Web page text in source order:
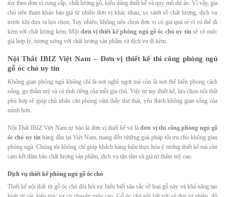
tùy theo đơn vị cung cấp, chất lượng gỗ, kiểu dáng thiết kế và quy mô dự án. Vì vậy, gia
chủ nên tham khảo báo giá từ nhiều đơn vị khác nhau, so sánh về chất lượng, dịch vụ
trước khi đưa ra lựa chọn. Tuy nhiên, không nên chọn đơn vị có giá quá rẻ vì có thể đi
kèm với chất lượng kém. Một đơn vị thiết kế phòng ngủ gỗ óc chó uy tínsẽ có mức
giá hợp lý, tương xứng với chất lượng sản phẩm và dịch vụ đi kèm.
Nội Thất IBIZ Việt Nam – Đơn vị thiết kế thi công phòng ngủ
gỗ óc chó uy tín
Không gian phòng ngủ không chỉ là nơi nghỉ ngơi mà còn là nơi thể hiện phong cách
sống, gu thẩm mỹ và cá tính riêng của mỗi gia chủ. Việc tự tay thiết kế, lựa chọn nội thất
phù hợp sẽ giúp chủ nhân căn phòng cảm thấy thư thái, yêu thích không gian sống của
mình hơn.
Nội Thất IBIZ Việt Nam tự hào là đơn vị thiết kế và làđơn vị thi công phòng ngủ gỗ
óc chó uy tín hàng đầu tại Việt Nam, mang đến những giải pháp tối ưu cho không gian
phòng ngủ. Chúng tôi không chỉ giúp khách hàng hiện thực hóa ý tưởng thiết kế mà còn
cam kết đảm bảo chất lượng sản phẩm, dịch vụ tận tâm và giá trị thẩm mỹ cao.
Dịch vụ thiết kế phòng ngủ gỗ óc chó
Thiết kế nội thất từ gỗ óc chó đòi hỏi sự hiểu biết sâu sắc về loại gỗ này và khả năng tạo